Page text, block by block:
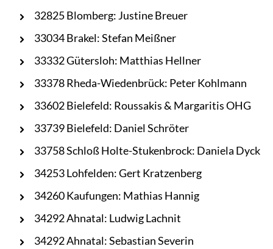
32825 Blomberg: Justine Breuer
33034 Brakel: Stefan Meißner
33332 Gütersloh: Matthias Hellner
33378 Rheda-Wiedenbrück: Peter Kohlmann
33602 Bielefeld: Roussakis & Margaritis OHG
33739 Bielefeld: Daniel Schröter
33758 Schloß Holte-Stukenbrock: Daniela Dyck
34253 Lohfelden: Gert Kratzenberg
34260 Kaufungen: Mathias Hannig
34292 Ahnatal: Ludwig Lachnit
34292 Ahnatal: Sebastian Severin